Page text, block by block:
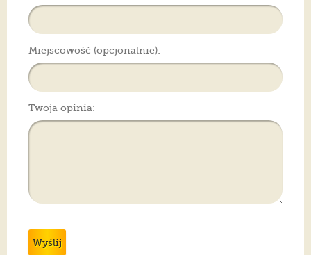
Miejscowość (opcjonalnie):
Twoja opinia:
Wyślij